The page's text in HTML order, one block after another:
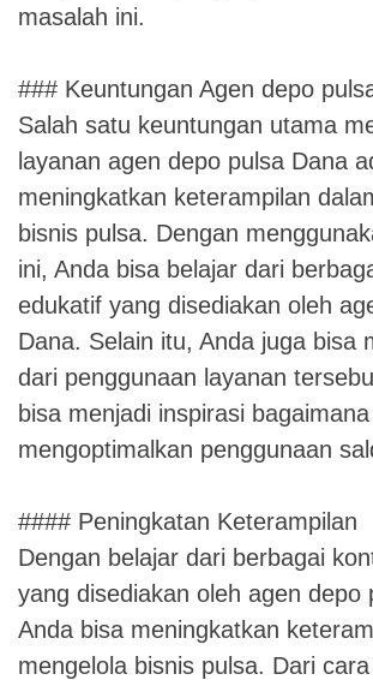
masalah ini.
### Keuntungan Agen depo
Salah satu keuntungan utama
layanan agen depo pulsa Dana
meningkatkan keterampilan
bisnis pulsa. Dengan
ini, Anda bisa belajar dari
edukatif yang disediakan oleh
Dana. Selain itu, Anda juga bisa
dari penggunaan layanan
bisa menjadi inspirasi
mengoptimalkan penggunaan
#### Peningkatan Keterampilan
Dengan belajar dari berbagai
yang disediakan oleh agen depo
Anda bisa meningkatkan
mengelola bisnis pulsa. Dari